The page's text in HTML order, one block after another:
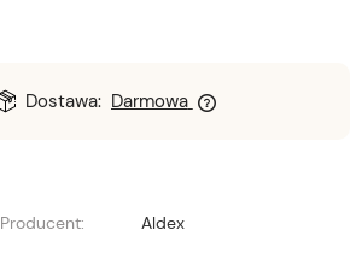
Dostawa: Darmowa
Producent: Aldex